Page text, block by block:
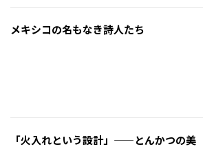
メキシコの名もなき詩人たち
「火入れという設計」——とんかつの美